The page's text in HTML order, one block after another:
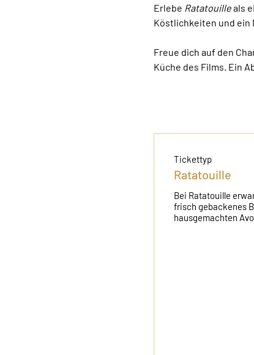
Erlebe Ratatouille als
Köstlichkeiten und ein
Freue dich auf den
Küche des Films. Ein
Tickettyp
Ratatouille
Bei Ratatouille
frisch gebackenes
hausgemachten